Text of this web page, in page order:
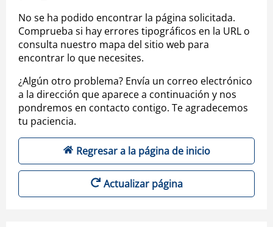
No se ha podido encontrar la página solicitada.
Comprueba si hay errores tipográficos en la URL o
consulta nuestro mapa del sitio web para
encontrar lo que necesites.
¿Algún otro problema? Envía un correo electrónico
a la dirección que aparece a continuación y nos
pondremos en contacto contigo. Te agradecemos
tu paciencia.
Regresar a la página de inicio
Actualizar página